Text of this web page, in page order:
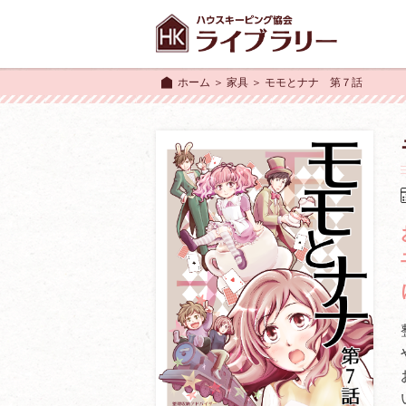
ホーム ＞ 家具 ＞ モモとナナ 第７話